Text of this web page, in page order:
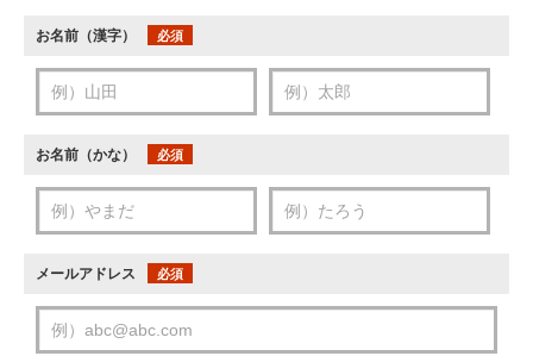
お名前（漢字） 必須
お名前（かな） 必須
メールアドレス 必須